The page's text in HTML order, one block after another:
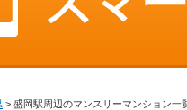
> 盛岡駅周辺のマンスリーマンション一